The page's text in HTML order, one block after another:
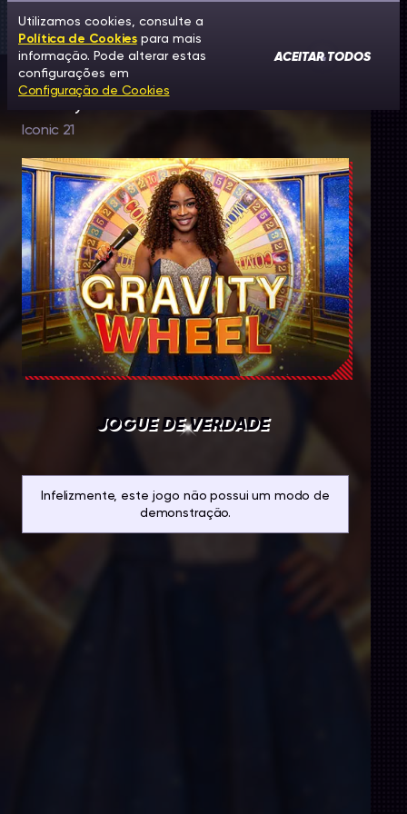
Gravity Wheel
Iconic 21
JOGUE DE VERDADE
Infelizmente, este jogo não possui um modo de
demonstração.
Utilizamos cookies, consulte a
Política de Cookiespara mais
informação. Pode alterar estas
configurações em
Configuração de Cookies
ACEITAR TODOS